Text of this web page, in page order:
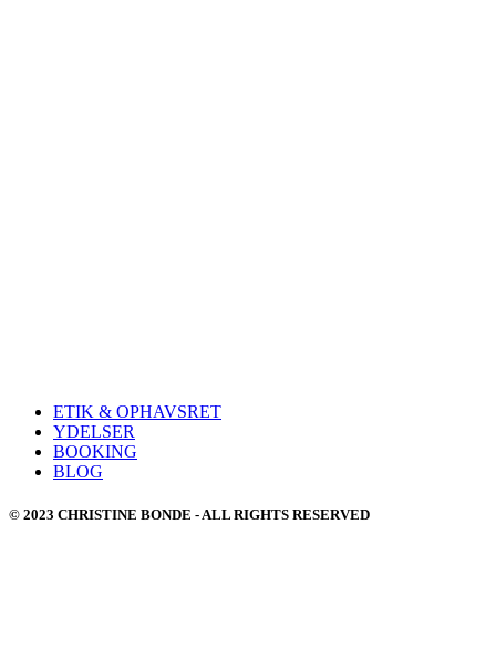
ETIK & OPHAVSRET
YDELSER
BOOKING
BLOG
© 2023 CHRISTINE BONDE - ALL RIGHTS RESERVED